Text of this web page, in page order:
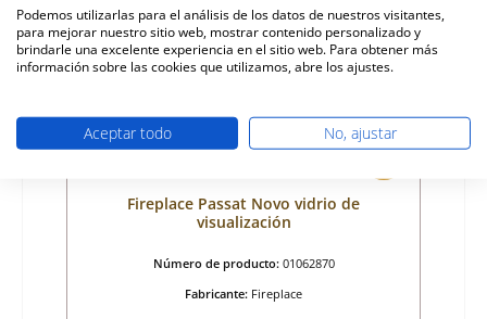
Fireplace Passat Novo vidrio de
visualización
Número de producto: 01062870
Fabricante: Fireplace
Podemos utilizarlas para el análisis de los datos de nuestros visitantes,
para mejorar nuestro sitio web, mostrar contenido personalizado y
brindarle una excelente experiencia en el sitio web. Para obtener más
información sobre las cookies que utilizamos, abre los ajustes.
Aceptar todo No, ajustar